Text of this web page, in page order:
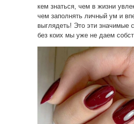
кем знаться, чем в жизни
чем заполнять личный ум и
выглядеть! Это эти значимые
без коих мы уже не даем